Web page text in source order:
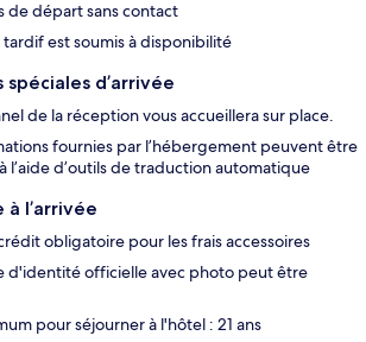
de départ sans contact
est soumis à disponibilité
spéciales d’arrivée
de la réception vous accueillera sur place.
fournies par l’hébergement peuvent être
l’aide d’outils de traduction automatique
l’arrivée
obligatoire pour les frais accessoires
d'identité officielle avec photo peut être
pour séjourner à l'hôtel : 21 ans